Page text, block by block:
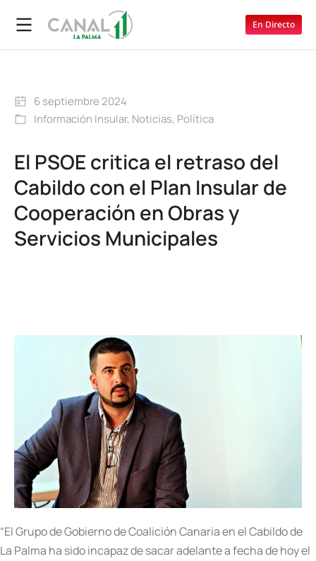
En Directo
6 septiembre 2024
Información Insular, Noticias, Política
El PSOE critica el retraso del
Cabildo con el Plan Insular de
Cooperación en Obras y
Servicios Municipales
“El Grupo de Gobierno de Coalición Canaria en el Cabildo de
La Palma ha sido incapaz de sacar adelante a fecha de hoy el